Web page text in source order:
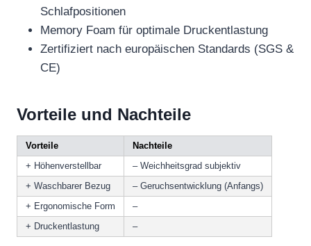
Schlafpositionen
Memory Foam für optimale Druckentlastung
Zertifiziert nach europäischen Standards (SGS &
CE)
Vorteile und Nachteile
Vorteile
Nachteile
+ Höhenverstellbar
– Weichheitsgrad subjektiv
+ Waschbarer Bezug
– Geruchsentwicklung (Anfangs)
+ Ergonomische Form
–
+ Druckentlastung
–